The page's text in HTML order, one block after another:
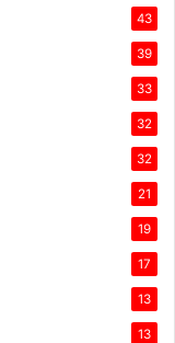
43
39
33
32
32
21
19
17
13
13